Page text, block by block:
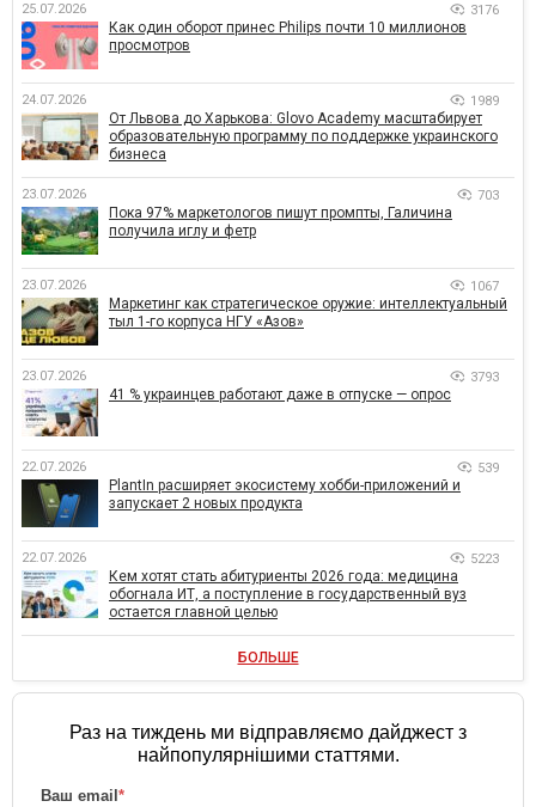
25.07.2026 3176
Как один оборот принес Philips почти 10 миллионов
просмотров
24.07.2026 1989
От Львова до Харькова: Glovo Academy масштабирует
образовательную программу по поддержке украинского
бизнеса
23.07.2026 703
Пока 97% маркетологов пишут промпты, Галичина
получила иглу и фетр
23.07.2026 1067
Маркетинг как стратегическое оружие: интеллектуальный
тыл 1-го корпуса НГУ «Азов»
23.07.2026 3793
41 % украинцев работают даже в отпуске — опрос
22.07.2026 539
PlantIn расширяет экосистему хобби-приложений и
запускает 2 новых продукта
22.07.2026 5223
Кем хотят стать абитуриенты 2026 года: медицина
обогнала ИТ, а поступление в государственный вуз
остается главной целью
БОЛЬШЕ
Раз на тиждень ми відправляємо дайджест з
найпопулярнішими статтями.
Ваш email *